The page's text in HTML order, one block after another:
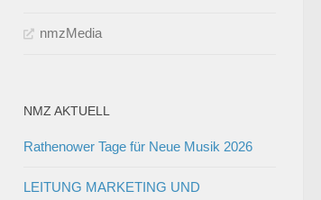
nmzMedia
NMZ AKTUELL
Rathenower Tage für Neue Musik 2026
LEITUNG MARKETING UND